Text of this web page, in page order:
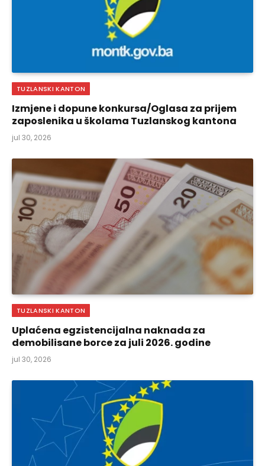
TUZLANSKI KANTON
Izmjene i dopune konkursa/Oglasa za prijem
zaposlenika u školama Tuzlanskog kantona
jul 30, 2026
TUZLANSKI KANTON
Uplaćena egzistencijalna naknada za
demobilisane borce za juli 2026. godine
jul 30, 2026